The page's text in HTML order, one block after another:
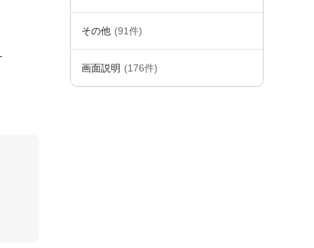
その他 (91件)
画面説明 (176件)